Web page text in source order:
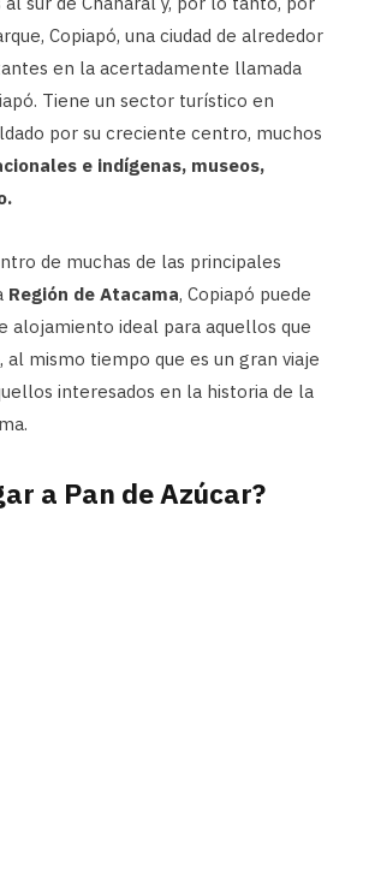
Copiapó, una ciudad de alrededor
en la acertadamente llamada
Tiene un sector turístico en
por su creciente centro, muchos
e indígenas, museos,
de muchas de las principales
Región de Atacama, Copiapó puede
alojamiento ideal para aquellos que
mismo tiempo que es un gran viaje
interesados ​​en la historia de la
a Pan de Azúcar?